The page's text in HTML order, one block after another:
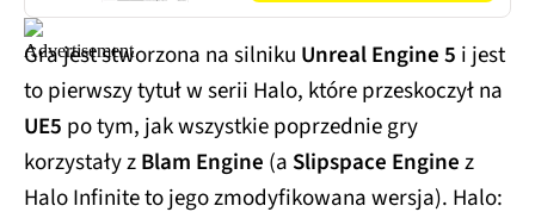
Gra jest stworzona na silniku Unreal Engine 5 i jest
to pierwszy tytuł w serii Halo, które przeskoczył na
UE5 po tym, jak wszystkie poprzednie gry
korzystały zBlam Engine (a Slipspace Engine z
Halo Infinite to jego zmodyfikowana wersja). Halo: